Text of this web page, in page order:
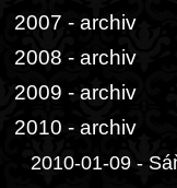
2007 - archiv
2008 - archiv
2009 - archiv
2010 - archiv
2010-01-09 -